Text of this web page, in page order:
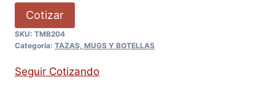
Cotizar
SKU: TMB204
Categoría: TAZAS, MUGS Y BOTELLAS
Seguir Cotizando